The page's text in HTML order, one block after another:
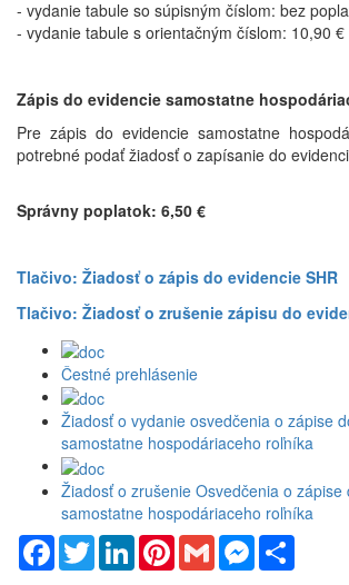
- vydanie tabule so súpisným číslom: bez
- vydanie tabule s orientačným číslom: 10,90 €
Zápis do evidencie samostatne
Pre zápis do evidencie samostatne
potrebné podať žiadosť o zapísanie do
Správny poplatok: 6,50 €
Tlačivo: Žiadosť o zápis do evidencie SHR
Tlačivo: Žiadosť o zrušenie zápisu do
Čestné prehlásenie
Žiadosť o vydanie osvedčenia o zápise
samostatne hospodáriaceho roľníka
Žiadosť o zrušenie Osvedčenia o zápise
samostatne hospodáriaceho roľníka
Facebook
TwitterLinkedInPinterestGmail Messenger